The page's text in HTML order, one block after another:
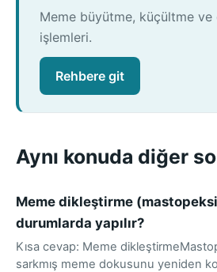
Meme büyütme, küçültme
işlemleri.
Rehbere git
Aynı konuda diğer
Meme dikleştirme
durumlarda yapılır?
Kısa cevap: Meme
sarkmış meme dokusunu yeniden